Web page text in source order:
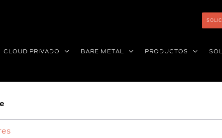
CLOUD PRIVADO BARE METAL PRODUCTOS